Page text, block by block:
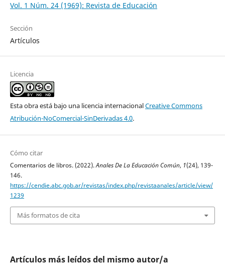
Vol. 1 Núm. 24 (1969): Revista de Educación
Sección
Artículos
Licencia
Esta obra está bajo una licencia internacionalCreative Commons
Atribución-NoComercial-SinDerivadas 4.0.
Cómo citar
Comentarios de libros. (2022).Anales De La Educación Común, 1(24), 139-
146.
https://cendie.abc.gob.ar/revistas/index.php/revistaanales/article/view/
1239
Más formatos de cita
Artículos más leídos del mismo autor/a